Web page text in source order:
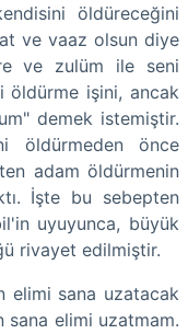
öldüreceğini
ve vaaz olsun diye
ve zulüm ile seni
öldürme işini, ancak
demek istemiştir.
öldürmeden önce
adam öldürmenin
İşte bu sebepten
uyuyunca, büyük
rivayet edilmiştir.
elimi sana uzatacak
elimi uzatmam.